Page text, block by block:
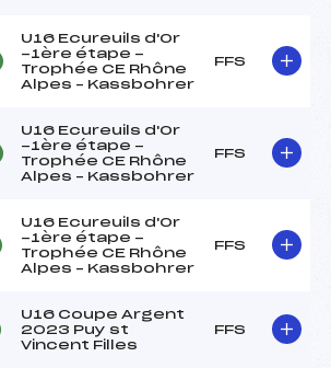
U16 Ecureuils d'Or
-1ère étape -
Trophée CE Rhône
Alpes – Kassbohrer
FFS
U16 Ecureuils d'Or
-1ère étape -
Trophée CE Rhône
Alpes – Kassbohrer
FFS
U16 Ecureuils d'Or
-1ère étape -
Trophée CE Rhône
Alpes – Kassbohrer
FFS
U16 Coupe Argent
2023 Puy st
Vincent Filles
FFS